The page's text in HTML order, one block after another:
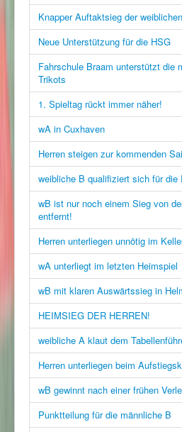
Knapper Auftaktsieg der
Neue Unterstützung für die HSG
Fahrschule Braam unterstützt die
Trikots
1. Spieltag rückt immer näher!
wA in Cuxhaven
Herren steigen zur kommenden
weibliche B qualifiziert sich für die
wB ist nur noch einem Sieg von
entfernt!
Herren unterliegen unnötig im
wA unterliegt im letzten Heimspiel
wB mit klaren Auswärtssieg in
HEIMSIEG DER HERREN!
weibliche A klaut dem
Herren unterliegen beim
wB gewinnt nach einer frühen
Punktteilung für die männliche B